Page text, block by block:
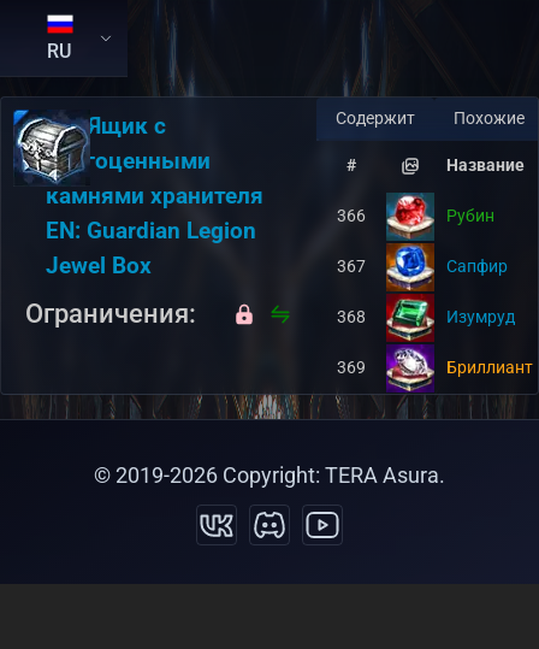
RU
RU:Ящик с
драгоценными
камнями хранителя
EN: Guardian Legion
Jewel Box
Ограничения:
Содержит Похожие
# Название
366 Рубин
367 Сапфир
368 Изумруд
369 Бриллиант
© 2019-2026 Copyright: TERA Asura.